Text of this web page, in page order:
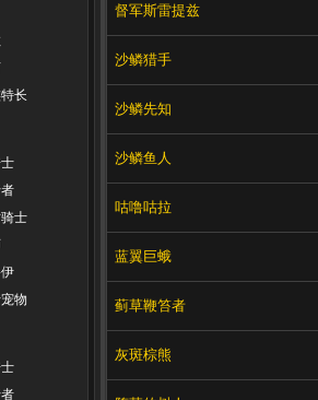
长
士
物
督军斯雷提兹
沙鳞猎手
沙鳞先知
沙鳞鱼人
咕噜咕拉
蓝翼巨蛾
蓟草鞭笞者
灰斑棕熊